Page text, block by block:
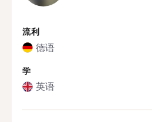
流利
德语
学
英语